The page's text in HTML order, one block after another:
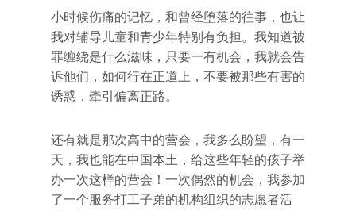
小时候伤痛的记忆，和曾经堕落的往事，也让
我对辅导儿童和青少年特别有负担。我知道被
罪缠绕是什么滋味，只要一有机会，我就会告
诉他们，如何行在正道上，不要被那些有害的
诱惑，牵引偏离正路。
还有就是那次高中的营会，我多么盼望，有一
天，我也能在中国本土，给这些年轻的孩子举
办一次这样的营会！一次偶然的机会，我参加
了一个服务打工子弟的机构组织的志愿者活